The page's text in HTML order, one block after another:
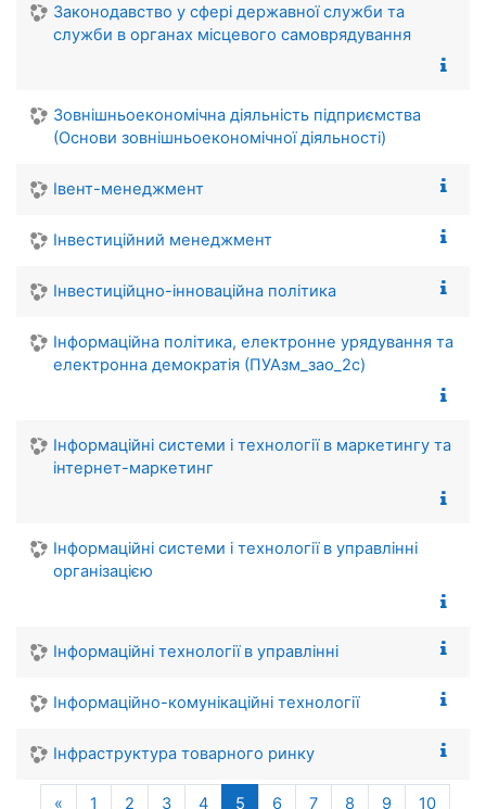
Законодавство у сфері державної служби та
служби в органах місцевого самоврядування
Зовнішньоекономічна діяльність підприємства
(Основи зовнішньоекономічної діяльності)
Івент-менеджмент
Інвестиційний менеджмент
Інвестиційцно-інноваційна політика
Інформаційна політика, електронне урядування та
електронна демократія (ПУАзм_зао_2с)
Інформаційні системи і технології в маркетингу та
інтернет-маркетинг
Інформаційні системи і технології в управлінні
організацією
Інформаційні технології в управлінні
Інформаційно-комунікаційні технології
Інфраструктура товарного ринку
«Попередня сторінка
1 2 3 4 5(поточний)
6 7 8 9 10